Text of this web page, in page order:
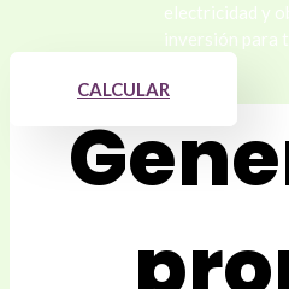
electricidad y
inversión para
CALCULAR